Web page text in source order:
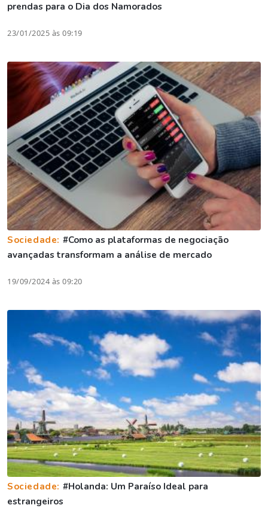
prendas para o Dia dos Namorados
23/01/2025 às 09:19
Sociedade: #Como as plataformas de negociação
avançadas transformam a análise de mercado
19/09/2024 às 09:20
Sociedade: #Holanda: Um Paraíso Ideal para
estrangeiros